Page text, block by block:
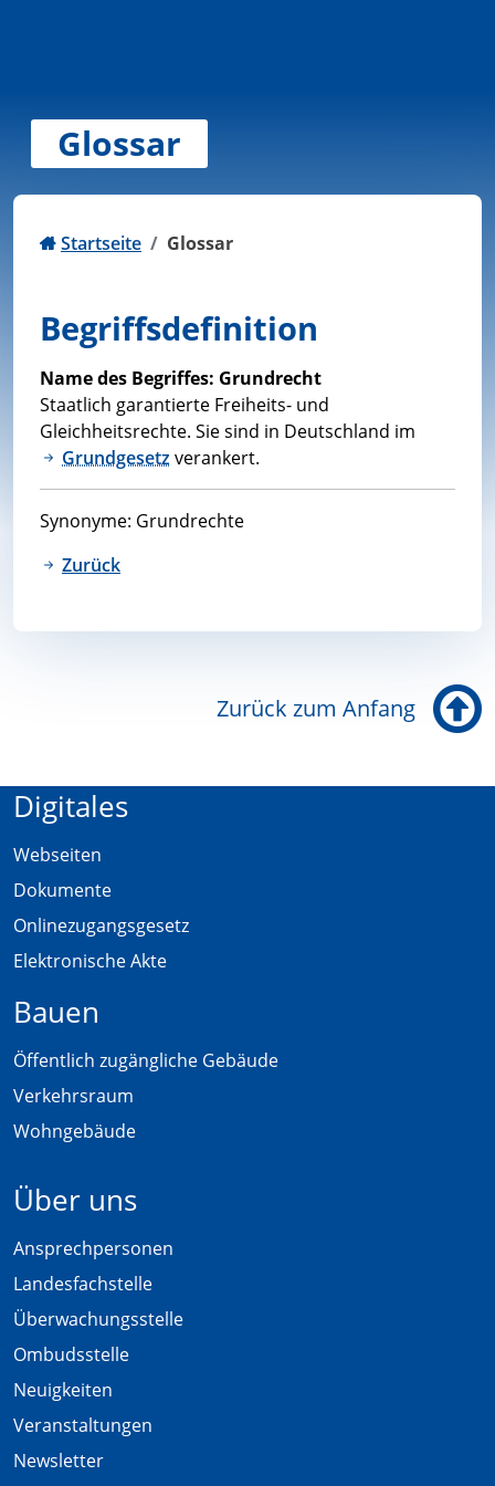
Glossar
Startseite Glossar
Begriffsdefinition
Name des Begriffes: Grundrecht
Staatlich garantierte Freiheits- und
Gleichheitsrechte. Sie sind in Deutschland im
Grundgesetzverankert.
Synonyme: Grundrechte
Zurück
Zurück zum Anfang
Digitales
Webseiten
Dokumente
Onlinezugangsgesetz
Elektronische Akte
Bauen
Öffentlich zugängliche Gebäude
Verkehrsraum
Wohngebäude
Über uns
Ansprechpersonen
Landesfachstelle
Überwachungsstelle
Ombudsstelle
Neuigkeiten
Veranstaltungen
Newsletter